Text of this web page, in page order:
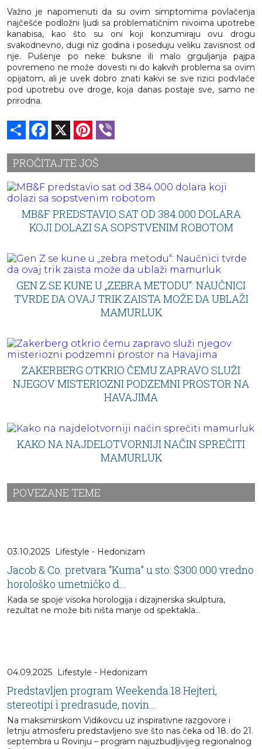
Važno je napomenuti da su ovim simptomima povlačenja
najčešće podložni ljudi sa problematičnim nivoima upotrebe
kanabisa, kao što su oni koji konzumiraju ovu drogu
svakodnevno, dugi niz godina i poseduju veliku zavisnost od
nje. Pušenje po neke buksne ili malo grguljanja pajpa
povremeno ne može dovesti ni do kakvih problema sa ovim
opijatom, ali je uvek dobro znati kakvi se sve rizici podvlače
pod upotrebu ove droge, koja danas postaje sve, samo ne
prirodna.
Share Facebook Pinterest
PROČITAJTE JOŠ
MB&F PREDSTAVIO SAT OD 384.000 DOLARA
KOJI DOLAZI SA SOPSTVENIM ROBOTOM
GEN Z SE KUNE U „ZEBRA METODU“: NAUČNICI
TVRDE DA OVAJ TRIK ZAISTA MOŽE DA UBLAŽI
MAMURLUK
ZAKERBERG OTKRIO ČEMU ZAPRAVO SLUŽI
NJEGOV MISTERIOZNI PODZEMNI PROSTOR NA
HAVAJIMA
KAKO NA NAJDELOTVORNIJI NAČIN SPREČITI
MAMURLUK
POVEZANE TEME
03.10.2025 Lifestyle - Hedonizam
Jacob & Co. pretvara “Kuma” u sto: $300.000 vredno
horološko umetničko d...
Kada se spoje visoka horologija i dizajnerska skulptura,
rezultat ne može biti ništa manje od spektakla…
04.09.2025 Lifestyle - Hedonizam
Predstavljen program Weekenda.18 Hejteri,
stereotipi i predrasude, novin...
Na maksimirskom Vidikovcu uz inspirativne razgovore i
letnju atmosferu predstavljeno sve što nas čeka od 18. do 21.
septembra u Rovinju – program najuzbudljivijeg regionalnog